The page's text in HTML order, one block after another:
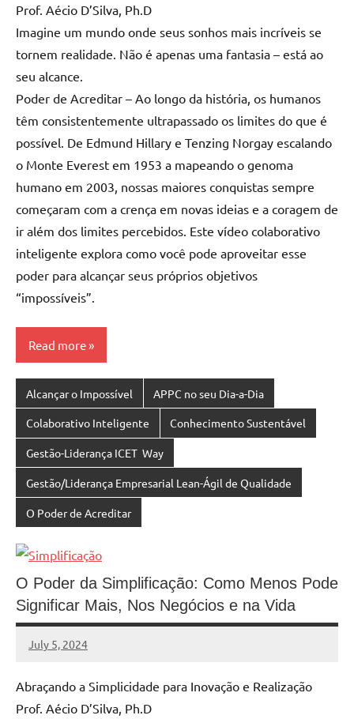
Prof. Aécio D’Silva, Ph.D
Imagine um mundo onde seus sonhos mais incríveis se
tornem realidade. Não é apenas uma fantasia – está ao
seu alcance.
Poder de Acreditar – Ao longo da história, os humanos
têm consistentemente ultrapassado os limites do que é
possível. De Edmund Hillary e Tenzing Norgay escalando
o Monte Everest em 1953 a mapeando o genoma
humano em 2003, nossas maiores conquistas sempre
começaram com a crença em novas ideias e a coragem de
ir além dos limites percebidos. Este vídeo colaborativo
inteligente explora como você pode aproveitar esse
poder para alcançar seus próprios objetivos
“impossíveis”.
Read more
Alcançar o Impossível APPC no seu Dia-a-Dia
Colaborativo Inteligente Conhecimento Sustentável
Gestão-Liderança ICET Way
Gestão/Liderança Empresarial Lean-Ágil de Qualidade
O Poder de Acreditar
O Poder da Simplificação: Como Menos Pode
Significar Mais, Nos Negócios e na Vida
July 5, 2024
MyBelo
No
Abraçando a Simplicidade para Inovação e Realização
Prof. Aécio D’Silva, Ph.D